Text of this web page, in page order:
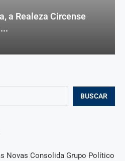
BUSCAR
Novas Consolida Grupo Político
a Realeza Circense